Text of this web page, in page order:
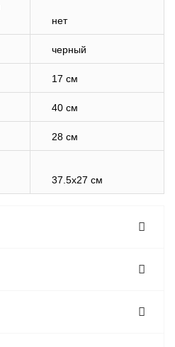
нет
черный
17 см
40 см
28 см
37.5x27 см